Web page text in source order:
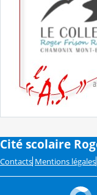
Cité scolaire
Contacts Mentions légales